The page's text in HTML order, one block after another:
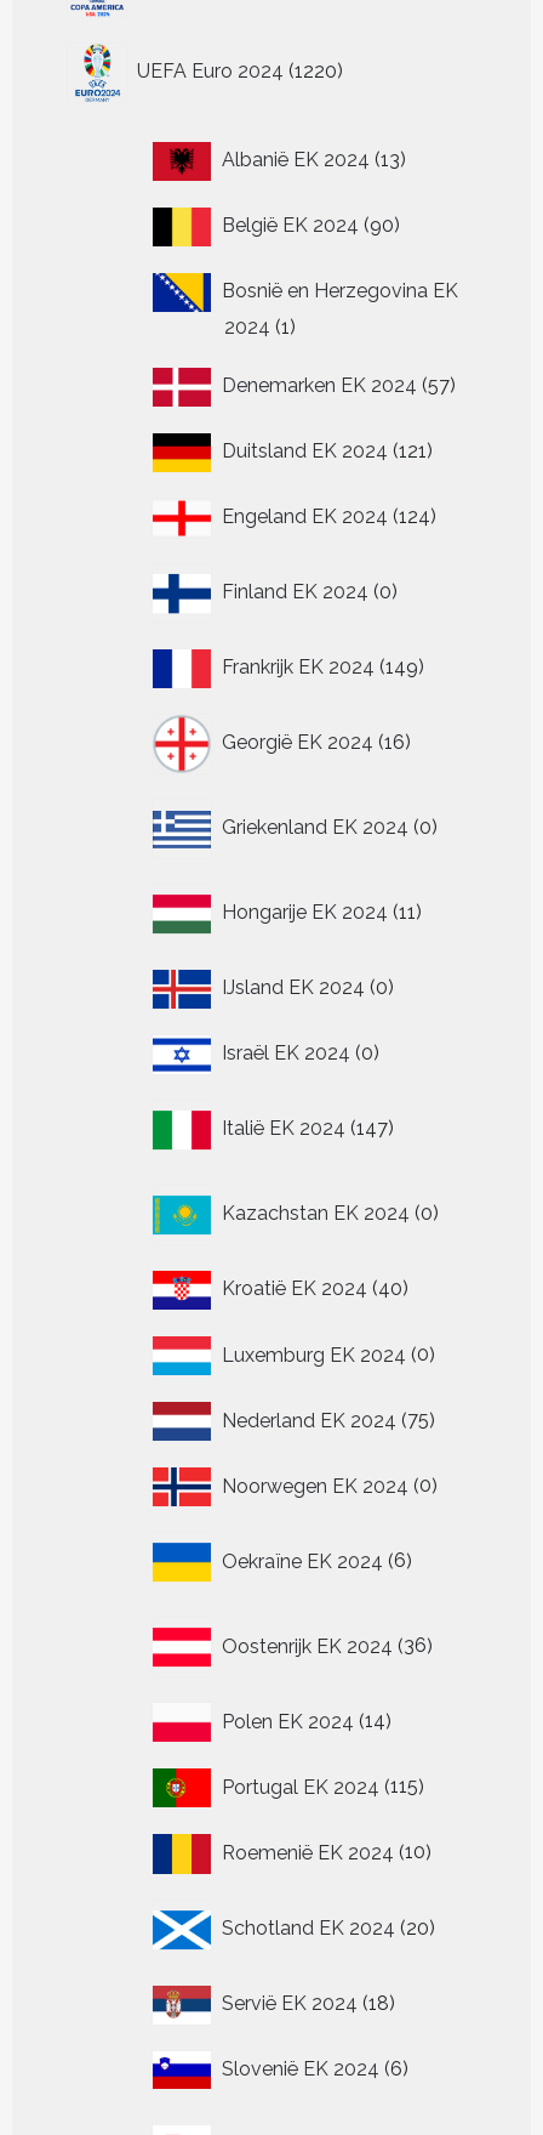
UEFA Euro 2024 1220
producten
Albanië EK 2024 1313
België EK 2024 9090
Bosnië en Herzegovina EK
2024 11
Denemarken EK 2024 5757
Duitsland EK 2024 121121
Engeland EK 2024 124124
Finland EK 2024 0
producten
Frankrijk EK 2024 149149
Georgië EK 2024 16
producten
Griekenland EK 2024 0
producten
Hongarije EK 2024 11
producten
IJsland EK 2024 00
Israël EK 2024 00
Italië EK 2024 147
producten
Kazachstan EK 2024 0
producten
Kroatië EK 2024 4040
Luxemburg EK 2024 00
Nederland EK 2024 7575
Noorwegen EK 2024 00
Oekraïne EK 2024 6
producten
Oostenrijk EK 2024 36
producten
Polen EK 2024 1414
Portugal EK 2024 115115
Roemenië EK 2024 1010
Schotland EK 2024 20
producten
Servië EK 2024 1818
Slovenië EK 2024 66